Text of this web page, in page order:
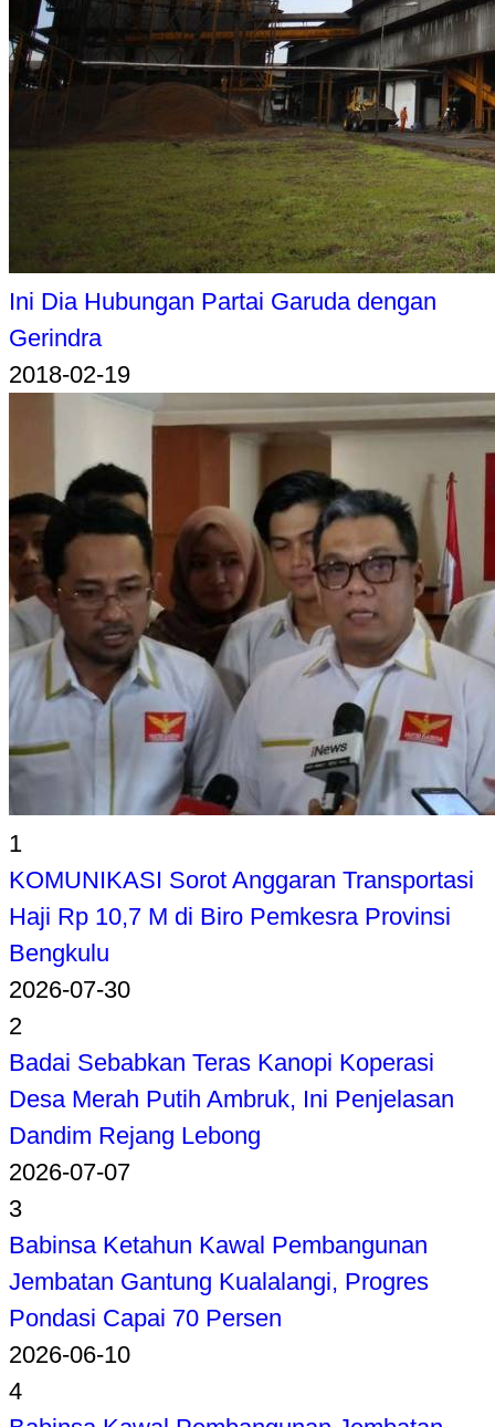
Ini Dia Hubungan Partai Garuda dengan
Gerindra
2018-02-19
1
KOMUNIKASI Sorot Anggaran Transportasi
Haji Rp 10,7 M di Biro Pemkesra Provinsi
Bengkulu
2026-07-30
2
Badai Sebabkan Teras Kanopi Koperasi
Desa Merah Putih Ambruk, Ini Penjelasan
Dandim Rejang Lebong
2026-07-07
3
Babinsa Ketahun Kawal Pembangunan
Jembatan Gantung Kualalangi, Progres
Pondasi Capai 70 Persen
2026-06-10
4